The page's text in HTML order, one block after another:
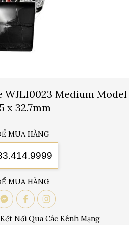
Medium Model
x 32.7mm
MUA HÀNG
MUA HÀNG
Nối Qua Các Kênh Mạng